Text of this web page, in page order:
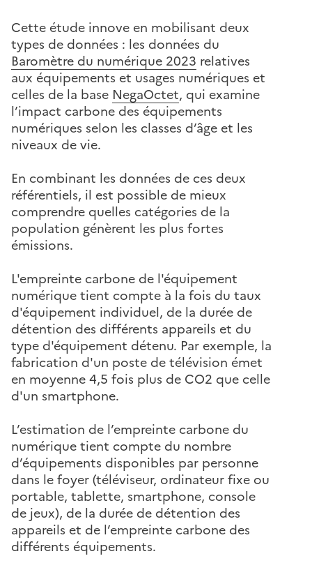
Cette étude innove en mobilisant deux
types de données : les données du
Baromètre du numérique 2023 relatives
aux équipements et usages numériques et
celles de la base NegaOctet, qui examine
l’impact carbone des équipements
numériques selon les classes d’âge et les
niveaux de vie.
En combinant les données de ces deux
référentiels, il est possible de mieux
comprendre quelles catégories de la
population génèrent les plus fortes
émissions.
L'empreinte carbone de l'équipement
numérique tient compte à la fois du taux
d'équipement individuel, de la durée de
détention des différents appareils et du
type d'équipement détenu. Par exemple, la
fabrication d'un poste de télévision émet
en moyenne 4,5 fois plus de CO2 que celle
d'un smartphone.
L’estimation de l’empreinte carbone du
numérique tient compte du nombre
d’équipements disponibles par personne
dans le foyer (téléviseur, ordinateur fixe ou
portable, tablette, smartphone, console
de jeux), de la durée de détention des
appareils et de l’empreinte carbone des
différents équipements.